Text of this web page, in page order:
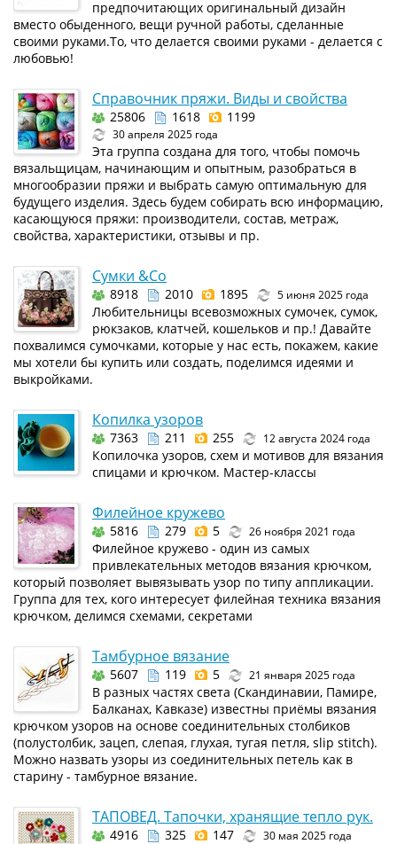
предпочитающих оригинальный дизайн
вместо обыденного, вещи ручной работы, сделанные
своими руками.То, что делается своими руками - делается с
любовью!
Справочник пряжи. Виды и свойства
25806 1618 1199
30 апреля 2025 года
Эта группа создана для того, чтобы помочь
вязальщицам, начинающим и опытным, разобраться в
многообразии пряжи и выбрать самую оптимальную для
будущего изделия. Здесь будем собирать всю информацию,
касающуюся пряжи: производители, состав, метраж,
свойства, характеристики, отзывы и пр.
Сумки &Co
8918 2010 1895 5 июня 2025 года
Любительницы всевозможных сумочек, сумок,
рюкзаков, клатчей, кошельков и пр.! Давайте
похвалимся сумочками, которые у нас есть, покажем, какие
мы хотели бы купить или создать, поделимся идеями и
выкройками.
Копилка узоров
7363 211 255 12 августа 2024 года
Копилочка узоров, схем и мотивов для вязания
спицами и крючком. Мастер-классы
Филейное кружево
5816 279 5 26 ноября 2021 года
Филейное кружево - один из самых
привлекательных методов вязания крючком,
который позволяет вывязывать узор по типу аппликации.
Группа для тех, кого интересует филейная техника вязания
крючком, делимся схемами, секретами
Тамбурное вязание
5607 119 5 21 января 2025 года
В разных частях света (Скандинавии, Памире,
Балканах, Кавказе) известны приёмы вязания
крючком узоров на основе соединительных столбиков
(полустолбик, зацеп, слепая, глухая, тугая петля, slip stitch).
Можно назвать узоры из соединительных петель как в
старину - тамбурное вязание.
ТАПОВЕД. Тапочки, хранящие тепло рук.
4916 325 147 30 мая 2025 года